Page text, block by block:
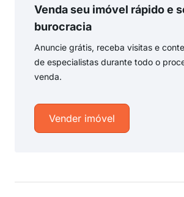
Venda seu imóvel rápido e
burocracia
Anuncie grátis, receba visitas e
de especialistas durante todo o
venda.
Vender imóvel